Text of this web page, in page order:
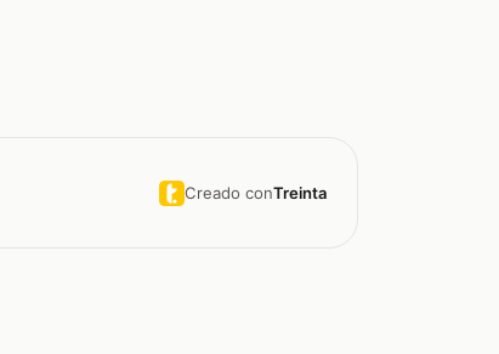
Creado conTreinta